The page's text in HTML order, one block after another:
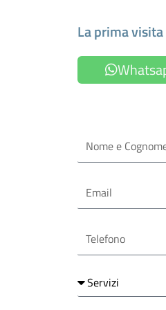
La prima
Cognome
Servizi